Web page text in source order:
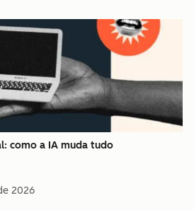
como a IA muda tudo
2026